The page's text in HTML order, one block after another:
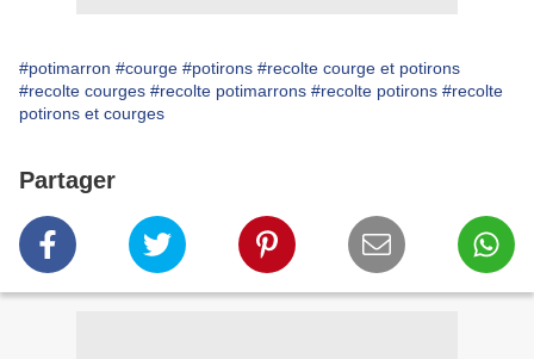
#potimarron #courge #potirons #recolte courge et potirons
#recolte courges #recolte potimarrons #recolte potirons #recolte
potirons et courges
Partager